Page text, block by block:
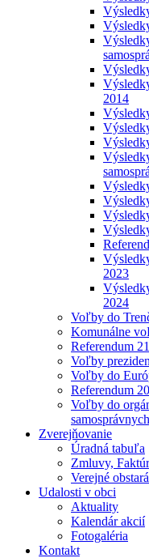
2014
2023
2024
Voľby do
Komunálne
Referendum
Voľby
Voľby do
Referendum
Voľby do
Zverejňovanie
Úradná tabuľa
Zmluvy,
Verejné
Udalosti v obci
Aktuality
Kalendár akcií
Fotogaléria
Kontakt